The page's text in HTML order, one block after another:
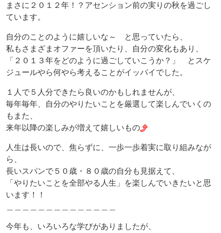
まさに２０１２年！？アセンション前の実りの秋を過ごし
ています。
自分のことのように嬉しいな～ と思っていたら、
私もさまざまオファーを頂いたり、自分の変化もあり、
「２０１３年をどのように過ごしていこうか？」 とスケ
ジュールやら何やら考えることがイッパイでした。
１人で５人分できたら良いのかもしれませんが、
毎年毎年、自分のやりたいことを厳選して楽しんでいくの
もまた、
来年以降の楽しみが増えて嬉しいもの
人生は長いので、焦らずに、一歩一歩着実に取り組みなが
ら、
長いスパンで５０歳・８０歳の自分も見据えて、
「やりたいことを全部やる人生」を楽しんでいきたいと思
います！！
今年も、いろいろな学びがありましたが、